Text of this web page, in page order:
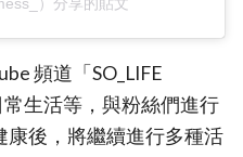
頻道「SO_LIFE
常生活等，與粉絲們進行
後，將繼續進行多種活